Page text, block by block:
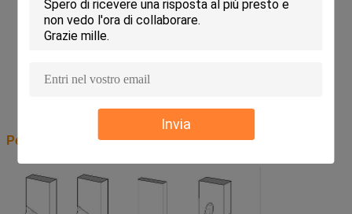
Invia
Tipo diritto, spazio radiale basso
(8) gli insiemi dei morsetti coprono l'intera gamma
Un mandrino copre l'intera gamma
Systerm di pressione autocentrante
Pezzi dello strumento